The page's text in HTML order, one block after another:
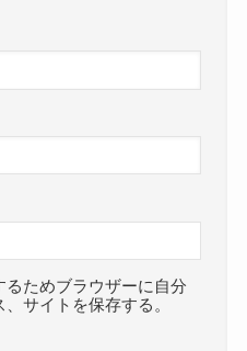
ためブラウザーに自分
サイトを保存する。